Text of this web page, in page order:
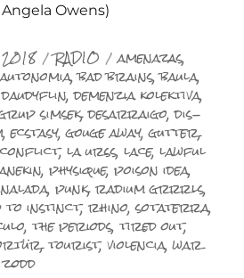
Angela Owens)
Catégories
RADIO Étiquettes
amenazas,
autonomia,bad brains,baula,
daudyflin,demenzia kolektiva,
simsek,desarraigo,dis-
,ecstasy,gouge away,gutter,
,la urss,lace,lawful
,physique,poison idea,
,punk,radium grrrls,
to instinct,rhino,sotaterra,
,the periods,tired out,
,tourist,violencia,war
zodd